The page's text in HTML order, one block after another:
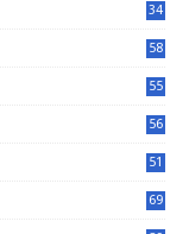
34
58
55
56
51
69